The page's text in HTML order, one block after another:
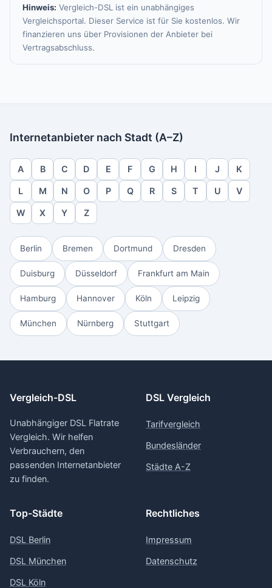
Hinweis: Vergleich-DSL ist ein unabhängiges
Vergleichsportal. Dieser Service ist für Sie kostenlos. Wir
finanzieren uns über Provisionen der Anbieter bei
Vertragsabschluss.
Internetanbieter nach Stadt (A–Z)
A B C D E F G H I J K
L M N O P Q R S T U V
W X Y Z
Berlin Bremen Dortmund Dresden
Duisburg Düsseldorf Frankfurt am Main
Hamburg Hannover Köln Leipzig
München Nürnberg Stuttgart
Vergleich-DSL
Unabhängiger DSL Flatrate
Vergleich. Wir helfen
Verbrauchern, den
passenden Internetanbieter
zu finden.
DSL Vergleich
Tarifvergleich
Bundesländer
Städte A-Z
Top-Städte
DSL Berlin
DSL München
DSL Köln
Rechtliches
Impressum
Datenschutz